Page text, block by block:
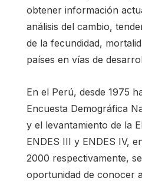
obtener información
análisis del cambio,
de la fecundidad,
países en vías de
En el Perú, desde 1975
Encuesta Demográfica
y el levantamiento de la
ENDES III y ENDES IV,
2000 respectivamente,
oportunidad de conocer